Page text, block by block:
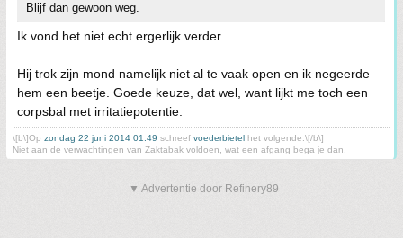
Blijf dan gewoon weg.
Ik vond het niet echt ergerlijk verder.
Hij trok zijn mond namelijk niet al te vaak open en ik negeerde
hem een beetje. Goede keuze, dat wel, want lijkt me toch een
corpsbal met irritatiepotentie.
\[b\]Op zondag 22 juni 2014 01:49 schreef voederbietel het volgende:\[/b\]
Niet aan de verwachtingen van Zaktabak voldoen, wat een afgang bega je dan.
▼ Advertentie door Refinery89